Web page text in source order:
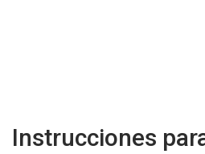
Instrucciones